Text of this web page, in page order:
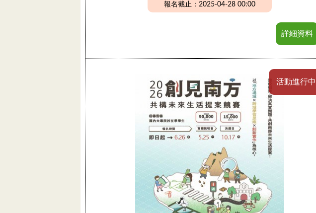
報名截止：2025-04-28 00:00
詳細資料
活動進行中